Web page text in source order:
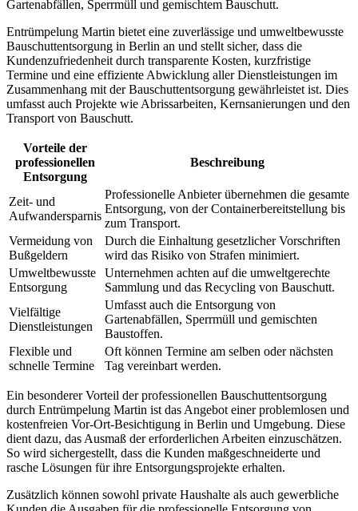
Gartenabfällen, Sperrmüll und gemischtem Bauschutt.
Entrümpelung Martin bietet eine zuverlässige und umweltbewusste
Bauschuttentsorgung in Berlin an und stellt sicher, dass die
Kundenzufriedenheit durch transparente Kosten, kurzfristige
Termine und eine effiziente Abwicklung aller Dienstleistungen im
Zusammenhang mit der Bauschuttentsorgung gewährleistet ist. Dies
umfasst auch Projekte wie Abrissarbeiten, Kernsanierungen und den
Transport von Bauschutt.
Vorteile der
professionellen
Entsorgung
Beschreibung
Zeit- und
Aufwandersparnis
Professionelle Anbieter übernehmen die gesamte
Entsorgung, von der Containerbereitstellung bis
zum Transport.
Vermeidung von
Bußgeldern
Durch die Einhaltung gesetzlicher Vorschriften
wird das Risiko von Strafen minimiert.
Umweltbewusste
Entsorgung
Unternehmen achten auf die umweltgerechte
Sammlung und das Recycling von Bauschutt.
Vielfältige
Dienstleistungen
Umfasst auch die Entsorgung von
Gartenabfällen, Sperrmüll und gemischten
Baustoffen.
Flexible und
schnelle Termine
Oft können Termine am selben oder nächsten
Tag vereinbart werden.
Ein besonderer Vorteil der professionellen Bauschuttentsorgung
durch Entrümpelung Martin ist das Angebot einer problemlosen und
kostenfreien Vor-Ort-Besichtigung in Berlin und Umgebung. Diese
dient dazu, das Ausmaß der erforderlichen Arbeiten einzuschätzen.
So wird sichergestellt, dass die Kunden maßgeschneiderte und
rasche Lösungen für ihre Entsorgungsprojekte erhalten.
Zusätzlich können sowohl private Haushalte als auch gewerbliche